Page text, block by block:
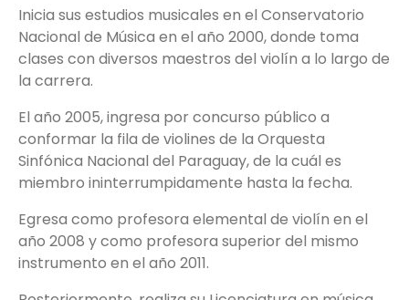
Inicia sus estudios musicales en el Conservatorio
Nacional de Música en el año 2000, donde toma
clases con diversos maestros del violín a lo largo de
la carrera.
El año 2005, ingresa por concurso público a
conformar la fila de violines de la Orquesta
Sinfónica Nacional del Paraguay, de la cuál es
miembro ininterrumpidamente hasta la fecha.
Egresa como profesora elemental de violín en el
año 2008 y como profesora superior del mismo
instrumento en el año 2011.